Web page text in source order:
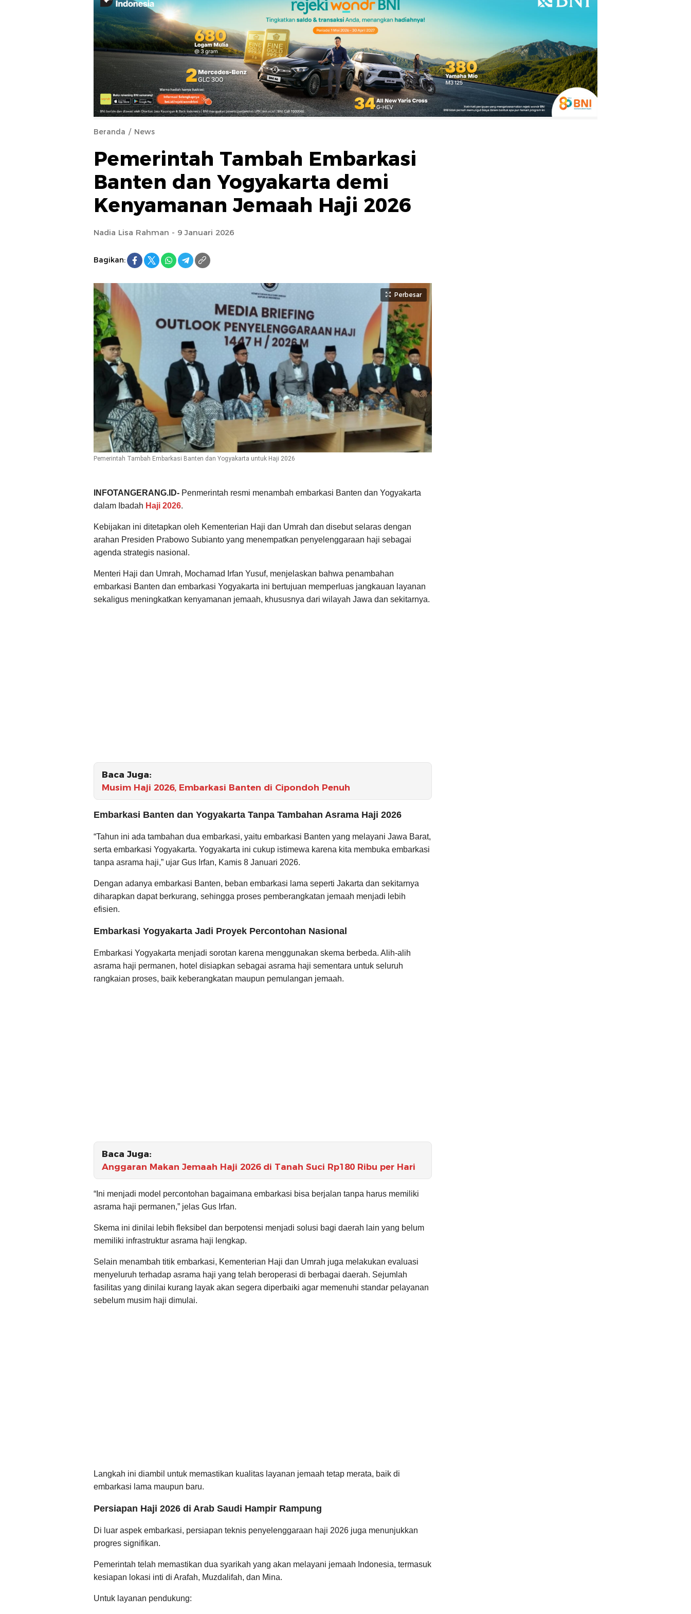
Beranda News
Pemerintah Tambah Embarkasi
Banten dan Yogyakarta demi
Kenyamanan Jemaah Haji 2026
Nadia Lisa Rahman - 9 Januari 2026
Bagikan:
Perbesar
Pemerintah Tambah Embarkasi Banten dan Yogyakarta untuk Haji 2026
INFOTANGERANG.ID- Penmerintah resmi menambah embarkasi Banten dan Yogyakarta
dalam Ibadah Haji 2026.
Kebijakan ini ditetapkan oleh Kementerian Haji dan Umrah dan disebut selaras dengan
arahan Presiden Prabowo Subianto yang menempatkan penyelenggaraan haji sebagai
agenda strategis nasional.
Menteri Haji dan Umrah, Mochamad Irfan Yusuf, menjelaskan bahwa penambahan
embarkasi Banten dan embarkasi Yogyakarta ini bertujuan memperluas jangkauan layanan
sekaligus meningkatkan kenyamanan jemaah, khususnya dari wilayah Jawa dan sekitarnya.
Baca Juga:
Musim Haji 2026, Embarkasi Banten di Cipondoh Penuh
Embarkasi Banten dan Yogyakarta Tanpa Tambahan Asrama Haji 2026
“Tahun ini ada tambahan dua embarkasi, yaitu embarkasi Banten yang melayani Jawa Barat,
serta embarkasi Yogyakarta. Yogyakarta ini cukup istimewa karena kita membuka embarkasi
tanpa asrama haji,” ujar Gus Irfan, Kamis 8 Januari 2026.
Dengan adanya embarkasi Banten, beban embarkasi lama seperti Jakarta dan sekitarnya
diharapkan dapat berkurang, sehingga proses pemberangkatan jemaah menjadi lebih
efisien.
Embarkasi Yogyakarta Jadi Proyek Percontohan Nasional
Embarkasi Yogyakarta menjadi sorotan karena menggunakan skema berbeda. Alih-alih
asrama haji permanen, hotel disiapkan sebagai asrama haji sementara untuk seluruh
rangkaian proses, baik keberangkatan maupun pemulangan jemaah.
Baca Juga:
Anggaran Makan Jemaah Haji 2026 di Tanah Suci Rp180 Ribu per Hari
“Ini menjadi model percontohan bagaimana embarkasi bisa berjalan tanpa harus memiliki
asrama haji permanen,” jelas Gus Irfan.
Skema ini dinilai lebih fleksibel dan berpotensi menjadi solusi bagi daerah lain yang belum
memiliki infrastruktur asrama haji lengkap.
Selain menambah titik embarkasi, Kementerian Haji dan Umrah juga melakukan evaluasi
menyeluruh terhadap asrama haji yang telah beroperasi di berbagai daerah. Sejumlah
fasilitas yang dinilai kurang layak akan segera diperbaiki agar memenuhi standar pelayanan
sebelum musim haji dimulai.
Langkah ini diambil untuk memastikan kualitas layanan jemaah tetap merata, baik di
embarkasi lama maupun baru.
Persiapan Haji 2026 di Arab Saudi Hampir Rampung
Di luar aspek embarkasi, persiapan teknis penyelenggaraan haji 2026 juga menunjukkan
progres signifikan.
Pemerintah telah memastikan dua syarikah yang akan melayani jemaah Indonesia, termasuk
kesiapan lokasi inti di Arafah, Muzdalifah, dan Mina.
Untuk layanan pendukung: